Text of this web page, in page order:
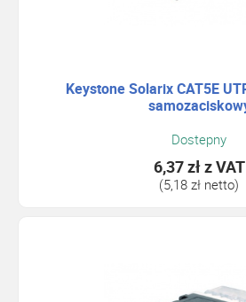
Keystone Solarix CAT5E
Dostepny
6,37 złz VAT
(5,18 zł netto)